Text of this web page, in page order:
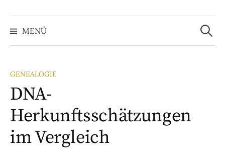
MENÜ
Suchen
nach:
GENEALOGIE
DNA-
Herkunftsschätzungen
im Vergleich